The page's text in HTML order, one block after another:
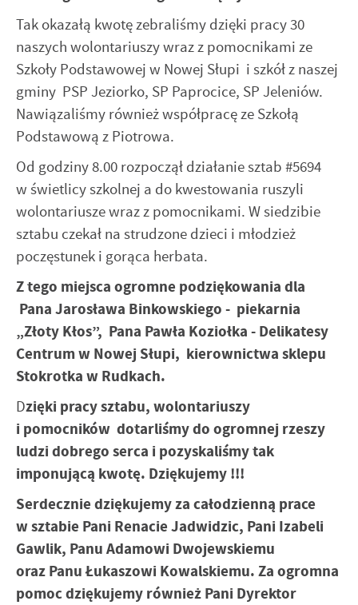
Tak okazałą kwotę zebraliśmy dzięki pracy 30
naszych wolontariuszy wraz z pomocnikami ze
Szkoły Podstawowej w Nowej Słupi i szkół z naszej
gminy PSP Jeziorko, SP Paprocice, SP Jeleniów.
Nawiązaliśmy również współpracę ze Szkołą
Podstawową z Piotrowa.
Od godziny 8.00 rozpoczął działanie sztab #5694
w świetlicy szkolnej a do kwestowania ruszyli
wolontariusze wraz z pomocnikami. W siedzibie
sztabu czekał na strudzone dzieci i młodzież
poczęstunek i gorąca herbata.
Z tego miejsca ogromne podziękowania dla
Pana Jarosława Binkowskiego - piekarnia
„Złoty Kłos”, Pana Pawła Koziołka - Delikatesy
Centrum w Nowej Słupi, kierownictwa sklepu
Stokrotka w Rudkach.
Dzięki pracy sztabu, wolontariuszy
i pomocników dotarliśmy do ogromnej rzeszy
ludzi dobrego serca i pozyskaliśmy tak
imponującą kwotę. Dziękujemy !!!
Serdecznie dziękujemy za całodzienną prace
w sztabie Pani Renacie Jadwidzic, Pani Izabeli
Gawlik, Panu Adamowi Dwojewskiemu
oraz Panu Łukaszowi Kowalskiemu. Za ogromna
pomoc dziękujemy również Pani Dyrektor
komunikatów na podstawie analizy Twoich upodobań oraz
Twoich zwyczajów dotyczących przeglądanej witryny
internetowej. Treści promocyjne mogą pojawić się na
stronach podmiotów trzecich lub firm będących naszymi
partnerami oraz innych dostawców usług. Firmy te działają
w charakterze pośredników prezentujących nasze treści w
postaci wiadomości, ofert, komunikatów mediów
społecznościowych.